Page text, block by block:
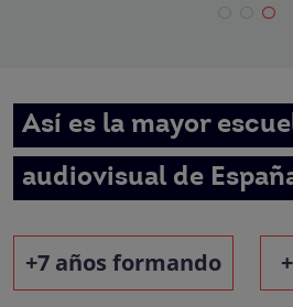
Así es la mayor
audiovisual de
+7 años formando